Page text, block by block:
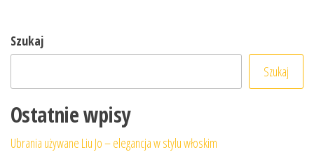
Szukaj
Szukaj
Ostatnie wpisy
Ubrania używane Liu Jo – elegancja w stylu włoskim